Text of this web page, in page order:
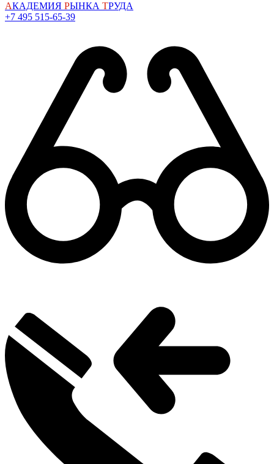
АКАДЕМИЯ РЫНКА ТРУДА
+7 495 515-65-39